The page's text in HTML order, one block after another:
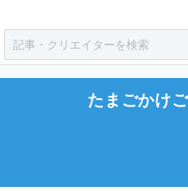
たまごかけ